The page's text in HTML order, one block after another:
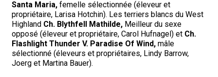
Santa Maria,femelle sélectionnée (éleveur et
propriétaire, Larisa Hotchin). Les terriers blancs du West
Highland Ch. Blythfell Mathilde, Meilleur du sexe
opposé (éleveur et propriétaire, Carol Hufnagel) et Ch.
Flashlight Thunder V. Paradise Of Wind, mâle
sélectionné (éleveurs et propriétaires, Lindy Barrow,
Joerg et Martina Bauer).